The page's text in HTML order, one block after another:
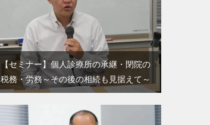
【セミナー】個人診療所の承継・閉院の
税務・労務～その後の相続も見据えて～